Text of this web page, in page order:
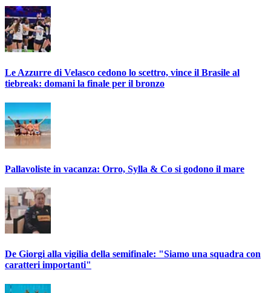
Le Azzurre di Velasco cedono lo scettro, vince il Brasile al
tiebreak: domani la finale per il bronzo
Pallavoliste in vacanza: Orro, Sylla & Co si godono il mare
De Giorgi alla vigilia della semifinale: "Siamo una squadra con
caratteri importanti"